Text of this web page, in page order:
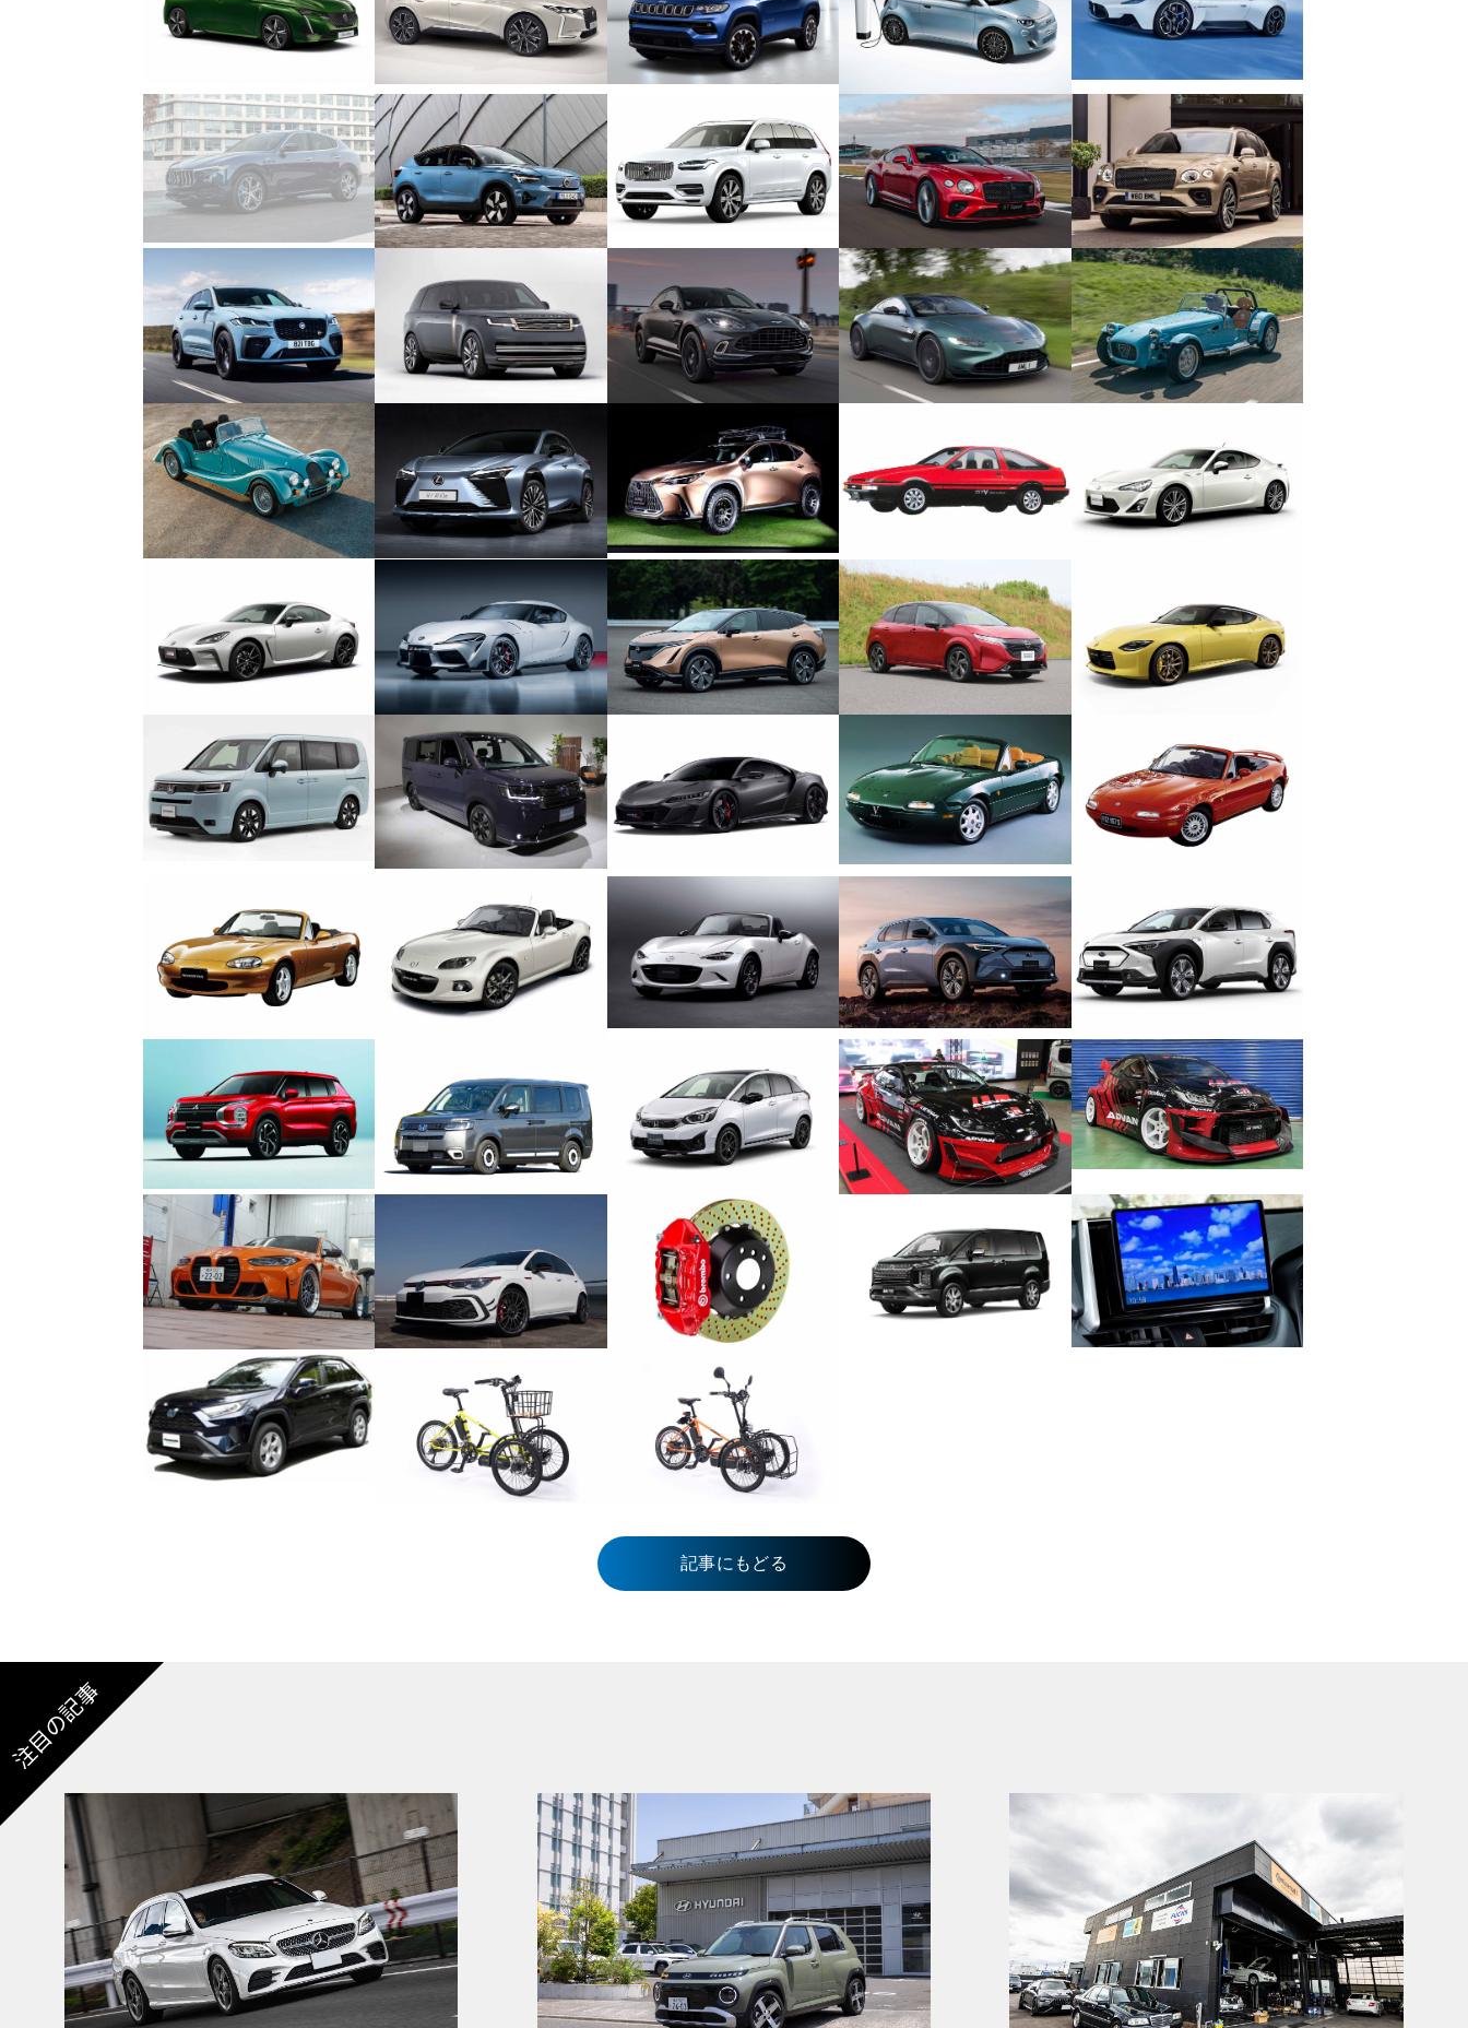
記事にもどる
注目の記事